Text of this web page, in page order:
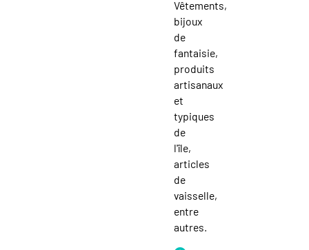
Vêtements,
bijoux
de
fantaisie,
produits
artisanaux
et
typiques
de
l'île,
articles
de
vaisselle,
entre
autres.